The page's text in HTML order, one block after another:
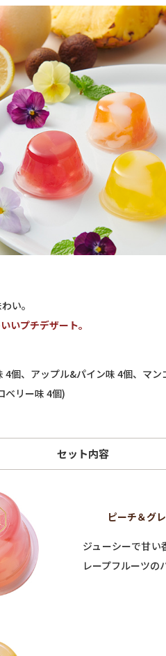
い。
いプチデザート。
4個、アップル&パイン味 4個、マ
ベリー味 4個)
セット内容
ピーチ＆グ
ジューシーで甘
レープフルーツの